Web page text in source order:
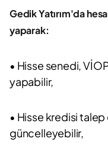
Gedik Yatırım'da
yaparak:
• Hisse senedi,
yapabilir,
• Hisse kredisi
güncelleyebilir,